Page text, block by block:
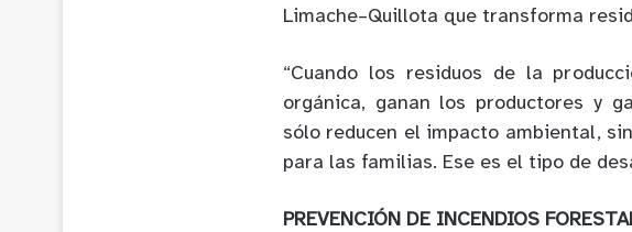
Limache–Quillota que transforma
“Cuando los residuos de la
orgánica, ganan los productores y
sólo reducen el impacto ambiental,
para las familias. Ese es el tipo de
PREVENCIÓN DE INCENDIOS